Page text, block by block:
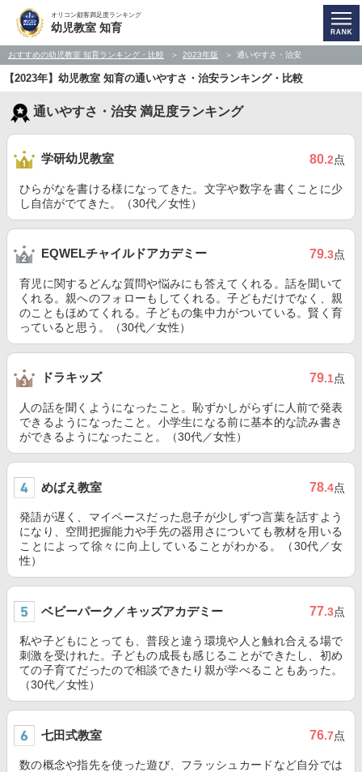
オリコン顧客満足度ランキング
幼児教室 知育
おすすめの幼児教室 知育ランキング・比較 2023年版 通いやすさ・治安
【2023年】幼児教室 知育の通いやすさ・治安ランキング・比較
通いやすさ・治安 満足度ランキング
学研幼児教室 80.2点
ひらがなを書ける様になってきた。文字や数字を書くことに少
し自信がでてきた。（30代／女性）
EQWELチャイルドアカデミー 79.3点
育児に関するどんな質問や悩みにも答えてくれる。話を聞いて
くれる。親へのフォローもしてくれる。子どもだけでなく、親
のこともほめてくれる。子どもの集中力がついている。賢く育
っていると思う。（30代／女性）
ドラキッズ 79.1点
人の話を聞くようになったこと。恥ずかしがらずに人前で発表
できるようになったこと。小学生になる前に基本的な読み書き
ができるようになったこと。（30代／女性）
めばえ教室 78.4点
発語が遅く、マイペースだった息子が少しずつ言葉を話すよう
になり、空間把握能力や手先の器用さについても教材を用いる
ことによって徐々に向上していることがわかる。（30代／女
性）
ベビーパーク／キッズアカデミー 77.3点
私や子どもにとっても、普段と違う環境や人と触れ合える場で
刺激を受けれた。子どもの成長も感じることができたし、初め
ての子育てだったので相談できたり親が学べることもあった。
（30代／女性）
七田式教室 76.7点
数の概念や指先を使った遊び、フラッシュカードなど自分では